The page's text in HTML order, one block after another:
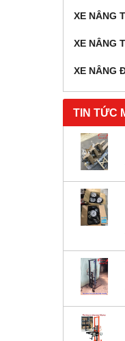
XE NÂNG
XE NÂNG
XE NÂNG
TIN TỨC